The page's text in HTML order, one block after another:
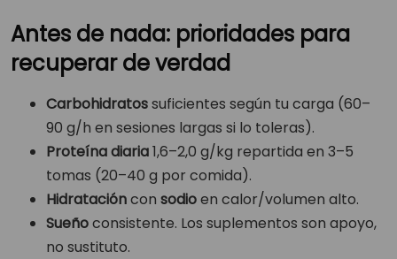
Antes de nada: prioridades para
recuperar de verdad
Carbohidratossuficientes según tu carga (60–
90 g/h en sesiones largas si lo toleras).
Proteína diaria1,6–2,0 g/kg repartida en 3–5
tomas (20–40 g por comida).
Hidratacióncon sodioen calor/volumen alto.
Sueñoconsistente. Los suplementos son apoyo,
no sustituto.